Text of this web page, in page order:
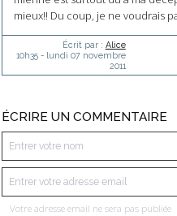
mieux!! Du coup, je ne voudrais
Écrit par : Alice
10h35- lundi 07 novembre
2011
ÉCRIRE UN COMMENTAIRE
Votre adresse email ne sera pas publiée